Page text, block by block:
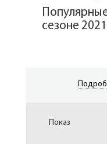
сезоне 2021
Показ